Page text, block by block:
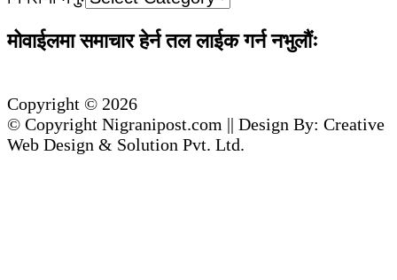
मोवाईलमा समाचार हेर्न तल लाईक गर्न नभुलौंः
Copyright © 2026
© Copyright Nigranipost.com || Design By: Creative
Web Design & Solution Pvt. Ltd.